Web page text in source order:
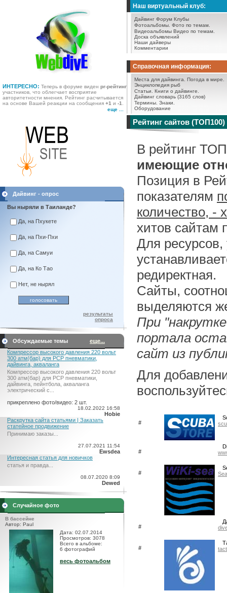
ИНТЕРЕСНО: Теперь в форуме виден pr-рейтинг
участников, что облегчает восприятие
авторитетности мнения. Рейтинг расчитывается
на основе Вашей реакции на сообщения +1 и -1
еще ...
Наш виртуальный клуб:
Дайвинг Форум Клубы
Фотоальбомы. Фото по темам.
Видеоальбомы Видео по темам.
Доска объявлений
Наши дайверы
Комментарии
Справочная информация:
Места для дайвинга.
Погода в мире.
Энциклопедия рыб
Статьи.
Книги о дайвинге.
Дайвинг словарь (3165 слов)
Термины. Знаки.
Оборудование
Дайвинг - опрос
Вы ныряли в Таиланде?
Да, на Пхукете
Да, на Пхи-Пхи
Да, на Самуи
Да, на Ко Тао
Нет, не нырял
результаты
опроса
Обсуждаемые темы
еще...
Компрессор высокого давления 220 вольт
300 атм(бар) для PCP пневматики,
дайвинга, акваланга
Компрессор высокого давления 220 вольт
300 атм(бар) для PCP пневматики,
дайвинга, пейнтбола, акваланга
электрический c...
прикреплено фото/видео: 2 шт.
18.02.2022 16:58
Hobie
Раскрутка сайта статьями | Заказать
статейное продвижение
Принимаю заказы...
27.07.2021 11:54
Ewsdea
Интересная статья для новичков
статья и правда...
08.07.2020 8:09
Dewed
Случайное фото
В бассейне
Автор: Paul
Дата: 02.07.2014
Просмотров: 3078
Всего в альбоме:
6 фотографий
весь фотоальбом
Рейтинг сайтов (ТОП100)
В рейтинг
имеющие
Позиция в
показателям
количество, -
хитов сайтам
Для ресурсов,
редиректная.
Сайты,
выделяются
При
портала
сайт из
Для
#
#
#
#
#